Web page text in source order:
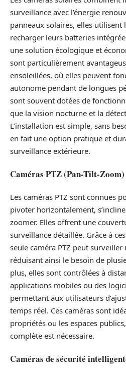
surveillance avec l’énergie
panneaux solaires, elles utilisent
recharger leurs batteries
une solution écologique et
sont particulièrement
ensoleillées, où elles peuvent
autonome pendant de longues
sont souvent dotées de
que la vision nocturne et la
L’installation est simple, sans
en fait une option pratique et
surveillance extérieure.
Caméras PTZ (Pan-Tilt-Zoom)
Les caméras PTZ sont connues
pivoter horizontalement,
zoomer. Elles offrent une
surveillance détaillée. Grâce à
seule caméra PTZ peut surveiller
réduisant ainsi le besoin de
plus, elles sont contrôlées à
applications mobiles ou des
permettant aux utilisateurs
temps réel. Ces caméras sont
propriétés ou les espaces
complète est nécessaire.
Caméras de sécurité